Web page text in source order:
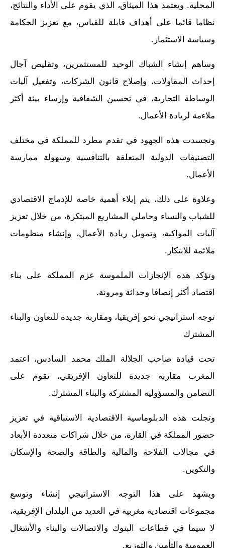
المحلية. ويعتمد هذا الميثاق، الذي يقوم على الأداء والنتائج،
نظاما قائما على أهداف قابلة للقياس، مع تعزيز الحكامة
وسياسة الاستثمار.
وساهم إنشاء الشباك الوحيد للمستثمرين، وتقليص آجال
إحداث المقاولات، وإصلاح قانون الشركات، وتفعيل آليات
الوساطة التجارية، في تحسين الشفافية وإرساء بيئة أكثر
ملاءمة لريادة الأعمال.
وتجسدت هذه الجهود في تقدم مطرد للمملكة في مختلف
التصنيفات الدولية المتعلقة بالتنافسية وسهولة ممارسة
الأعمال.
وعلاوة على ذلك، يتم إيلاء أهمية خاصة للإدماج الاقتصادي
للشباب والنساء وحاملي المشاريع المبتكرة، من خلال تعزيز
آليات المواكبة، وتمويل ريادة الأعمال، وإنشاء منظومات
ملائمة للابتكار.
وتؤكد هذه الإنجازات الملموسة عزم المملكة على بناء
اقتصاد أكثر إنصافا وحداثة ومرونة.
توجه استراتيجي نحو إفريقيا، ومقاربة جديدة للتعاون والبناء
المشترك
تحت قيادة صاحب الجلالة الملك محمد السادس، اعتمد
المغرب مقاربة جديدة للتعاون الإفريقي، تقوم على
التضامن والمسؤولية المشتركة والبناء المشترك.
وتجلت هذه الدبلوماسية الاقتصادية الاستباقية في تعزيز
حضور المملكة في القارة، من خلال شراكات متعددة الأبعاد
في مجالات الفلاحة والمالية والطاقة والصحة والإسكان
والتكوين.
ويشهد على هذا التوجه الاستراتيجي إنشاء وتوسع
مجموعات اقتصادية مغربية في العديد من البلدان الإفريقية،
لا سيما في قطاعات البنوك والاتصالات والبناء والأشغال
العمومية والتأمين والتوزيع.